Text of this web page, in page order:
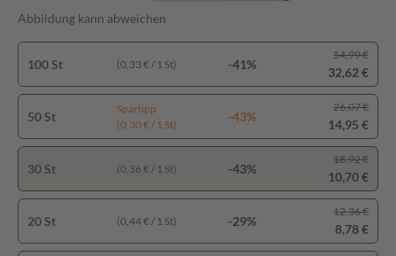
Abbildung kann abweichen
100 St (0,33 € / 1 St) -41%
54,99 €
32,62 €
50 St
Spartipp
(0,30 € / 1 St)
-43%
26,07 €
14,95 €
30 St (0,36 € / 1 St) -43%
18,92 €
10,70 €
20 St (0,44 € / 1 St) -29%
12,36 €
8,78 €